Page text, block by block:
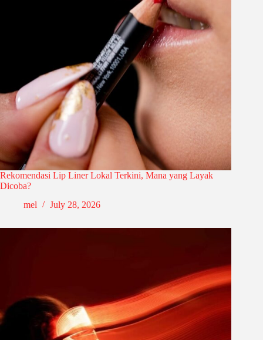
Rekomendasi Lip Liner Lokal Terkini, Mana yang Layak
Dicoba?
mel
July 28, 2026